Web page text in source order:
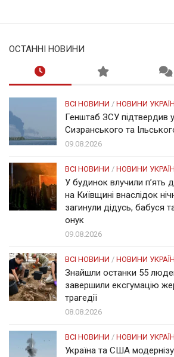
ОСТАННІ НОВИНИ
ВСІ НОВИНИ / НОВИНИ
Генштаб ЗСУ підтвердив
Сизранського та
09.08.2026
ВСІ НОВИНИ / НОВИНИ
У будинок влучили п’ять
на Київщині внаслідок
загинули дідусь, бабуся
онук
09.08.2026
ВСІ НОВИНИ / НОВИНИ
Знайшли останки 55
завершили ексгумацію
трагедії
08.08.2026
ВСІ НОВИНИ / НОВИНИ
Україна та США